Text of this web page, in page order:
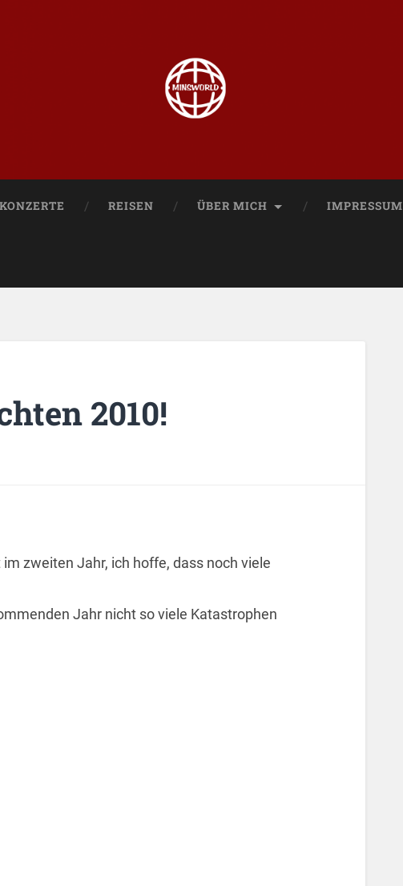
KONZERTE REISEN ÜBER MICH IMPRESSUM
2010!
zweiten Jahr, ich hoffe, dass noch viele
Jahr nicht so viele Katastrophen